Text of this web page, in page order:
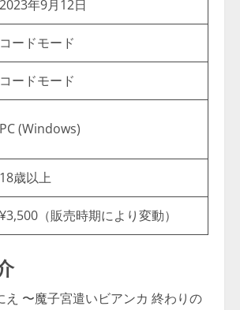
2023年9月12日
コードモード
コードモード
PC (Windows)
18歳以上
¥3,500（販売時期により変動）
え 〜魔子宮遣いビアンカ 終わりの